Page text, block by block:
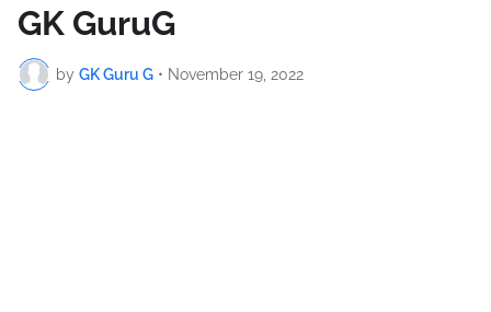
GK GuruG
by GK Guru G • November 19, 2022